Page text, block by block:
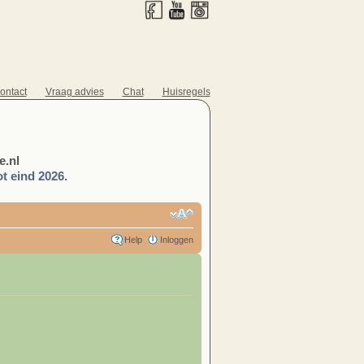
Vraag advies Chat Huisregels
eind 2026.
Help Inloggen